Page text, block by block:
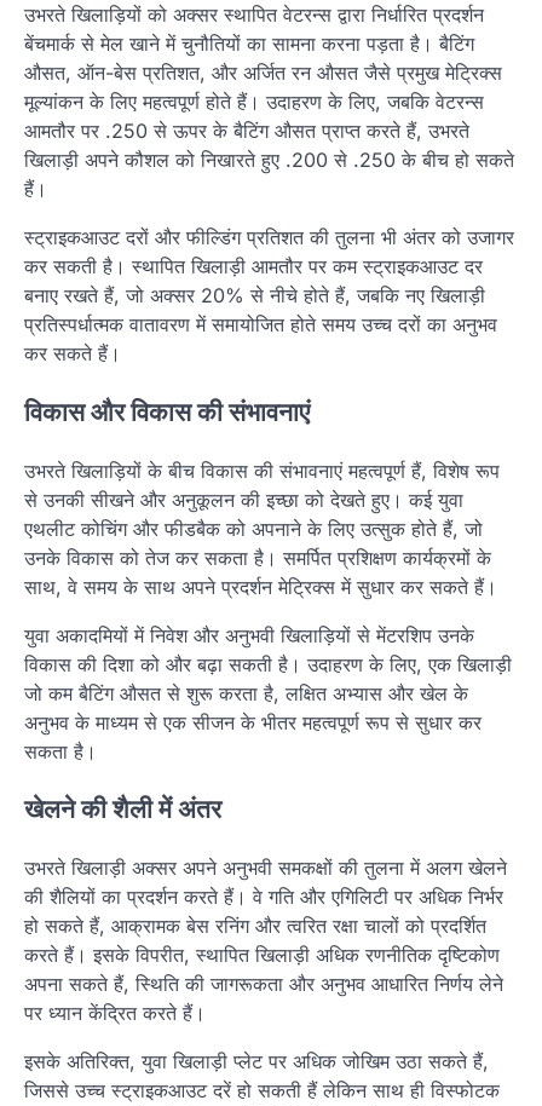
उभरते खिलाड़ियों को अक्सर स्थापित वेटरन्स द्वारा निर्धारित प्रदर्शन
बेंचमार्क से मेल खाने में चुनौतियों का सामना करना पड़ता है। बैटिंग
औसत, ऑन-बेस प्रतिशत, और अर्जित रन औसत जैसे प्रमुख मेट्रिक्स
मूल्यांकन के लिए महत्वपूर्ण होते हैं। उदाहरण के लिए, जबकि वेटरन्स
आमतौर पर .250 से ऊपर के बैटिंग औसत प्राप्त करते हैं, उभरते
खिलाड़ी अपने कौशल को निखारते हुए .200 से .250 के बीच हो सकते
हैं।
स्ट्राइकआउट दरों और फील्डिंग प्रतिशत की तुलना भी अंतर को उजागर
कर सकती है। स्थापित खिलाड़ी आमतौर पर कम स्ट्राइकआउट दर
बनाए रखते हैं, जो अक्सर 20% से नीचे होते हैं, जबकि नए खिलाड़ी
प्रतिस्पर्धात्मक वातावरण में समायोजित होते समय उच्च दरों का अनुभव
कर सकते हैं।
विकास और विकास की संभावनाएं
उभरते खिलाड़ियों के बीच विकास की संभावनाएं महत्वपूर्ण हैं, विशेष रूप
से उनकी सीखने और अनुकूलन की इच्छा को देखते हुए। कई युवा
एथलीट कोचिंग और फीडबैक को अपनाने के लिए उत्सुक होते हैं, जो
उनके विकास को तेज कर सकता है। समर्पित प्रशिक्षण कार्यक्रमों के
साथ, वे समय के साथ अपने प्रदर्शन मेट्रिक्स में सुधार कर सकते हैं।
युवा अकादमियों में निवेश और अनुभवी खिलाड़ियों से मेंटरशिप उनके
विकास की दिशा को और बढ़ा सकती है। उदाहरण के लिए, एक खिलाड़ी
जो कम बैटिंग औसत से शुरू करता है, लक्षित अभ्यास और खेल के
अनुभव के माध्यम से एक सीजन के भीतर महत्वपूर्ण रूप से सुधार कर
सकता है।
खेलने की शैली में अंतर
उभरते खिलाड़ी अक्सर अपने अनुभवी समकक्षों की तुलना में अलग खेलने
की शैलियों का प्रदर्शन करते हैं। वे गति और एगिलिटी पर अधिक निर्भर
हो सकते हैं, आक्रामक बेस रनिंग और त्वरित रक्षा चालों को प्रदर्शित
करते हैं। इसके विपरीत, स्थापित खिलाड़ी अधिक रणनीतिक दृष्टिकोण
अपना सकते हैं, स्थिति की जागरूकता और अनुभव आधारित निर्णय लेने
पर ध्यान केंद्रित करते हैं।
इसके अतिरिक्त, युवा खिलाड़ी प्लेट पर अधिक जोखिम उठा सकते हैं,
जिससे उच्च स्ट्राइकआउट दरें हो सकती हैं लेकिन साथ ही विस्फोटक